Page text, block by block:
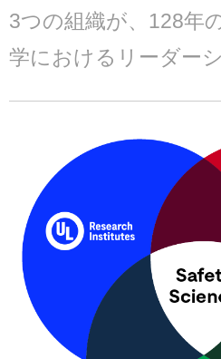
3つの組織が、128年
学におけるリーダー